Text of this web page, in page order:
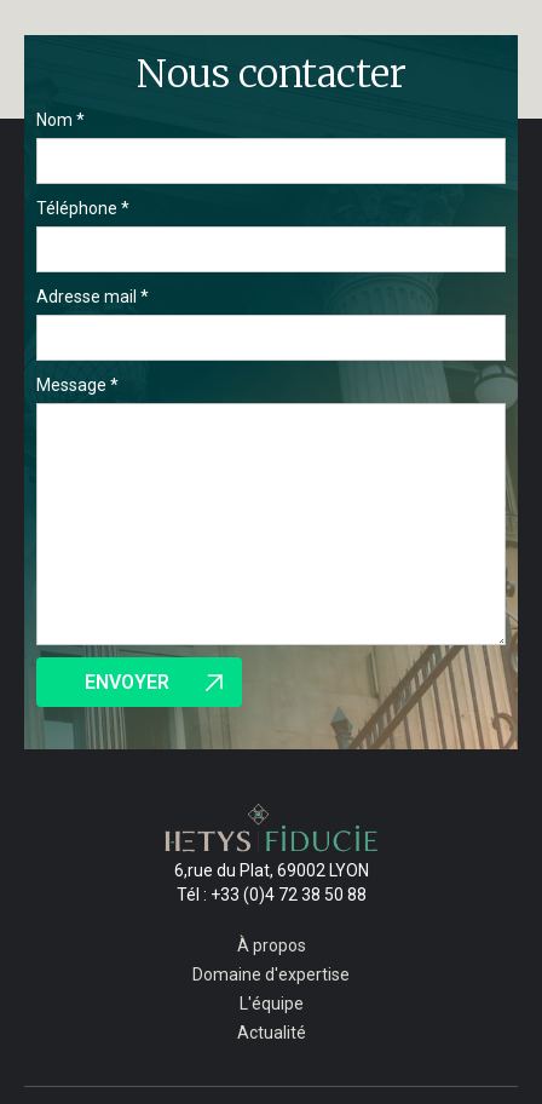
Nous contacter
Nom *
Téléphone *
Adresse mail *
Message *
6,rue du Plat, 69002 LYON
Tél : +33 (0)4 72 38 50 88
À propos
Domaine d'expertise
L'équipe
Actualité